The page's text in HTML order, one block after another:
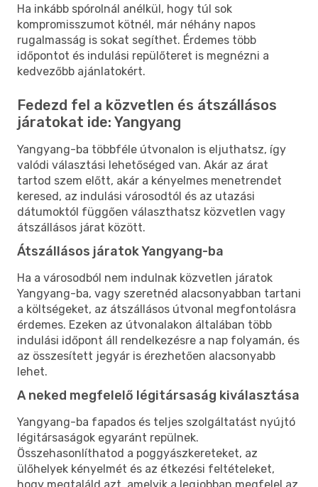
Ha inkább spórolnál anélkül, hogy túl sok
kompromisszumot kötnél, már néhány napos
rugalmasság is sokat segíthet. Érdemes több
időpontot és indulási repülőteret is megnézni a
kedvezőbb ajánlatokért.
Fedezd fel a közvetlen és átszállásos
járatokat ide: Yangyang
Yangyang-ba többféle útvonalon is eljuthatsz, így
valódi választási lehetőséged van. Akár az árat
tartod szem előtt, akár a kényelmes menetrendet
keresed, az indulási városodtól és az utazási
dátumoktól függően választhatsz közvetlen vagy
átszállásos járat között.
Átszállásos járatok Yangyang-ba
Ha a városodból nem indulnak közvetlen járatok
Yangyang-ba, vagy szeretnéd alacsonyabban tartani
a költségeket, az átszállásos útvonal megfontolásra
érdemes. Ezeken az útvonalakon általában több
indulási időpont áll rendelkezésre a nap folyamán, és
az összesített jegyár is érezhetően alacsonyabb
lehet.
A neked megfelelő légitársaság kiválasztása
Yangyang-ba fapados és teljes szolgáltatást nyújtó
légitársaságok egyaránt repülnek.
Összehasonlíthatod a poggyászkereteket, az
ülőhelyek kényelmét és az étkezési feltételeket,